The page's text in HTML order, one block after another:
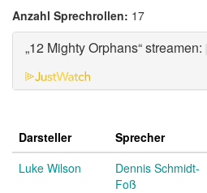
Anzahl Sprechrollen: 17
„12 Mighty Orphans“ streamen:
Darsteller Sprecher
Luke Wilson
Dennis Schmidt-
Foß